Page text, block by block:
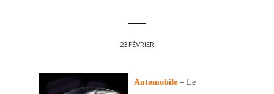
23 FÉVRIER
Automobile – Le